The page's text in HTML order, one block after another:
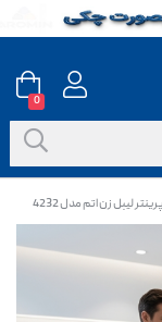
پرینتر لیبل زن اتم مدل 4232
0